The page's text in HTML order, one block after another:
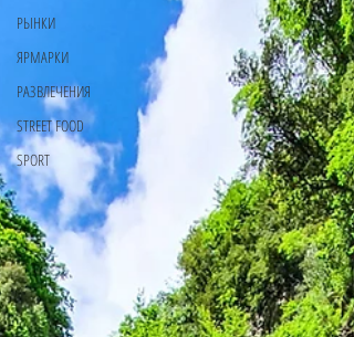
РЫНКИ
ЯРМАРКИ
РАЗВЛЕЧЕНИЯ
STREET FOOD
SPORT